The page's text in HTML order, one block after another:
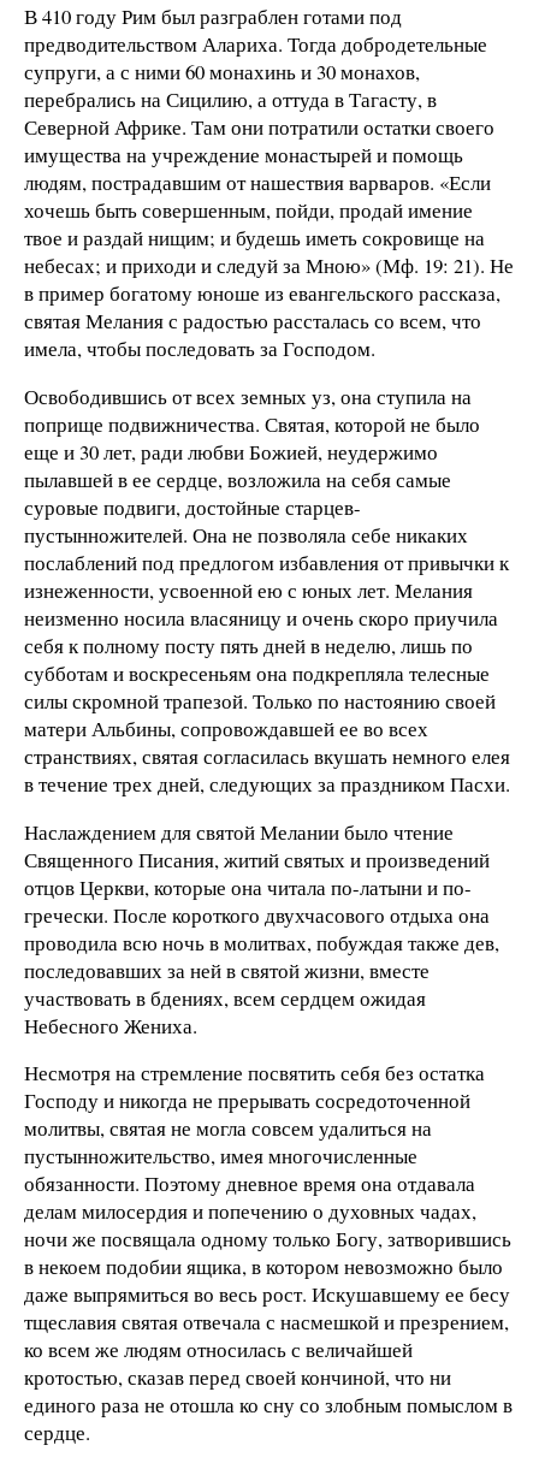
В 410 году Рим был разграблен готами под
предводительством Алариха. Тогда добродетельные
супруги, а с ними 60 монахинь и 30 монахов,
перебрались на Сицилию, а оттуда в Тагасту, в
Северной Африке. Там они потратили остатки своего
имущества на учреждение монастырей и помощь
людям, пострадавшим от нашествия варваров. «Если
хочешь быть совершенным, пойди, продай имение
твое и раздай нищим; и будешь иметь сокровище на
небесах; и приходи и следуй за Мною» (Мф. 19: 21). Не
в пример богатому юноше из евангельского рассказа,
святая Мелания с радостью рассталась со всем, что
имела, чтобы последовать за Господом.
Освободившись от всех земных уз, она ступила на
поприще подвижничества. Святая, которой не было
еще и 30 лет, ради любви Божией, неудержимо
пылавшей в ее сердце, возложила на себя самые
суровые подвиги, достойные старцев-
пустынножителей. Она не позволяла себе никаких
послаблений под предлогом избавления от привычки к
изнеженности, усвоенной ею с юных лет. Мелания
неизменно носила власяницу и очень скоро приучила
себя к полному посту пять дней в неделю, лишь по
субботам и воскресеньям она подкрепляла телесные
силы скромной трапезой. Только по настоянию своей
матери Альбины, сопровождавшей ее во всех
странствиях, святая согласилась вкушать немного елея
в течение трех дней, следующих за праздником Пасхи.
Наслаждением для святой Мелании было чтение
Священного Писания, житий святых и произведений
отцов Церкви, которые она читала по-латыни и по-
гречески. После короткого двухчасового отдыха она
проводила всю ночь в молитвах, побуждая также дев,
последовавших за ней в святой жизни, вместе
участвовать в бдениях, всем сердцем ожидая
Небесного Жениха.
Несмотря на стремление посвятить себя без остатка
Господу и никогда не прерывать сосредоточенной
молитвы, святая не могла совсем удалиться на
пустынножительство, имея многочисленные
обязанности. Поэтому дневное время она отдавала
делам милосердия и попечению о духовных чадах,
ночи же посвящала одному только Богу, затворившись
в некоем подобии ящика, в котором невозможно было
даже выпрямиться во весь рост. Искушавшему ее бесу
тщеславия святая отвечала с насмешкой и презрением,
ко всем же людям относилась с величайшей
кротостью, сказав перед своей кончиной, что ни
единого раза не отошла ко сну со злобным помыслом в
сердце.